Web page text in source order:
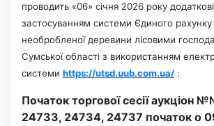
проводить «06» січня 2026 року додаткові
застосуванням системи Єдиного
необробленої деревини лісовими
Сумської області з використанням
системи https://utsd.uub.com.ua/ :
Початок торгової сесії аукціон
24733, 24734, 24737 початок о